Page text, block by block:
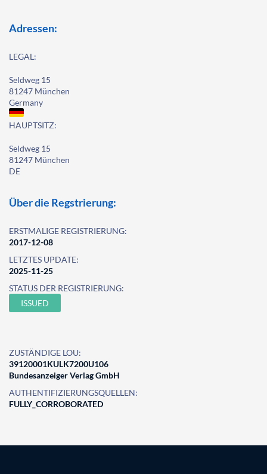
Adressen:
LEGAL:
Seldweg 15
81247 München
Germany
HAUPTSITZ:
Seldweg 15
81247 München
DE
Über die Regstrierung:
ERSTMALIGE REGISTRIERUNG:
2017-12-08
LETZTES UPDATE:
2025-11-25
STATUS DER REGISTRIERUNG:
ISSUED
ZUSTÄNDIGE LOU:
39120001KULK7200U106
Bundesanzeiger Verlag GmbH
AUTHENTIFIZIERUNGSQUELLEN:
FULLY_CORROBORATED